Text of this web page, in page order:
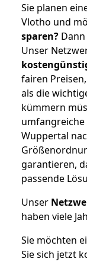
Sie planen
Vlotho und
sparen?
Unser
fairen
als die
kümmern
Wuppertal
garantieren,
passende
Unser
haben viele
Sie möchten
Sie sich jetzt